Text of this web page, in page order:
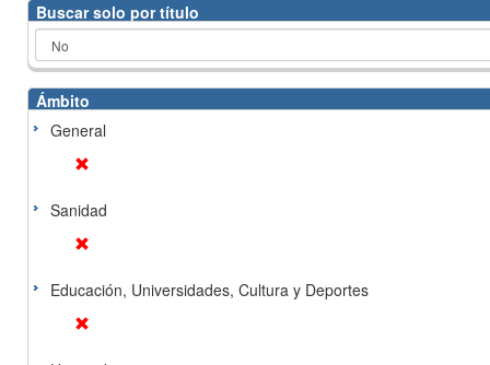
Buscar solo por título
Ámbito
General
Sanidad
Educación, Universidades, Cultura y Deportes